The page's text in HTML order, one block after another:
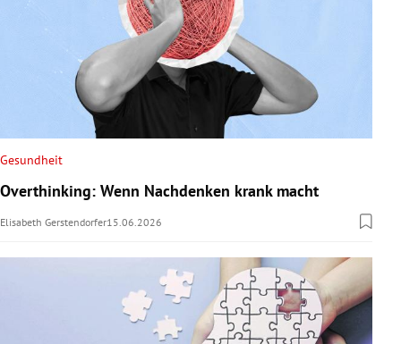
Gesundheit
Overthinking: Wenn Nachdenken krank macht
Elisabeth Gerstendorfer15.06.2026